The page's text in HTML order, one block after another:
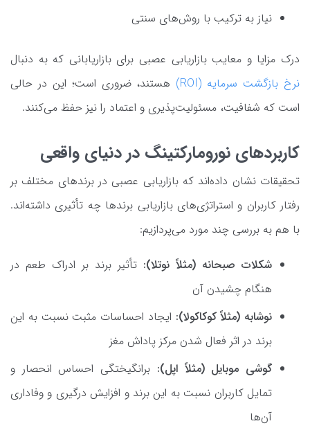
نیاز به ترکیب با روش‌های سنتی
درک مزایا و معایب بازاریابی عصبی برای بازاریابانی که به دنبال
نرخ بازگشت سرمایه (ROI)
هستند، ضروری است؛ این در حالی
است که شفافیت، مسئولیت‌پذیری و اعتماد را نیز حفظ می‌کنند.
کاربردهای نورومارکتینگ در دنیای واقعی
تحقیقات نشان داده‌اند که بازاریابی عصبی در برندهای مختلف بر
رفتار کاربران و استراتژی‌های بازاریابی برندها چه تأثیری داشته‌اند.
با هم به بررسی چند مورد می‌پردازیم:
شکلات صبحانه (مثلاً نوتلا): تأثیر برند بر ادراک طعم در
هنگام چشیدن آن
نوشابه (مثلاً کوکاکولا): ایجاد احساسات مثبت نسبت به این
برند در اثر فعال شدن مرکز پاداش مغز
گوشی موبایل (مثلاً اپل): برانگیختگی احساس انحصار و
تمایل کاربران نسبت به این برند و افزایش درگیری و وفاداری
آن‌ها